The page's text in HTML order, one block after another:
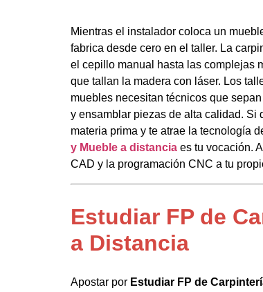
Mientras el instalador coloca un
fabrica desde cero en el taller. La
el cepillo manual hasta las complejas
que tallan la madera con láser. Los
muebles necesitan técnicos que
y ensamblar piezas de alta calidad. Si
materia prima y te atrae la tecnología
y Mueble a distancia es tu vocación.
CAD y la programación CNC a tu
Estudiar FP de
a Distancia
Apostar por Estudiar FP de